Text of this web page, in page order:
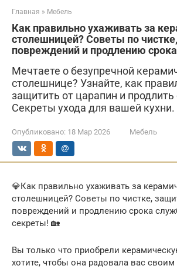
Главная » Мебель
Как правильно ухаживать за
столешницей? Советы по
повреждений и продлению
Мечтаете о безупречной
столешнице? Узнайте, как
защитить от царапин и
Секреты ухода для вашей кухни.
Опубликовано: 18 Мар 2026 Мебель
💎Как правильно ухаживать за
столешницей? Советы по чистке,
повреждений и продлению срока
секреты! 🏡
Вы только что приобрели
хотите, чтобы она радовала вас